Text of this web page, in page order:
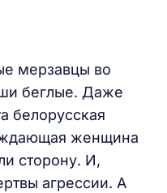
мерзавцы во
беглые. Даже
белорусская
женщина
сторону. И,
агрессии. А